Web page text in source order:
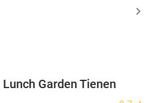
Garden Tienen